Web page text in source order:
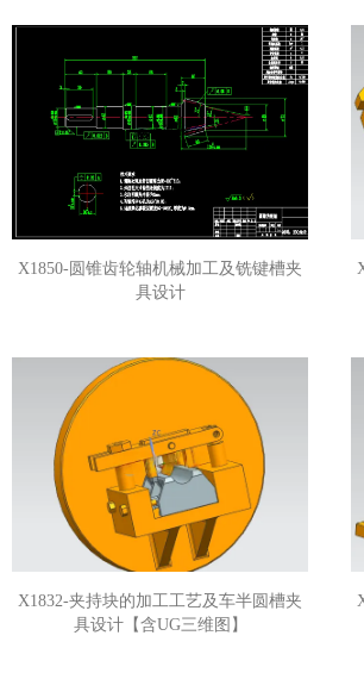
X1850-圆锥齿轮轴机械加工及铣键槽夹
具设计
X1832-夹持块的加工工艺及车半圆槽夹
具设计【含UG三维图】